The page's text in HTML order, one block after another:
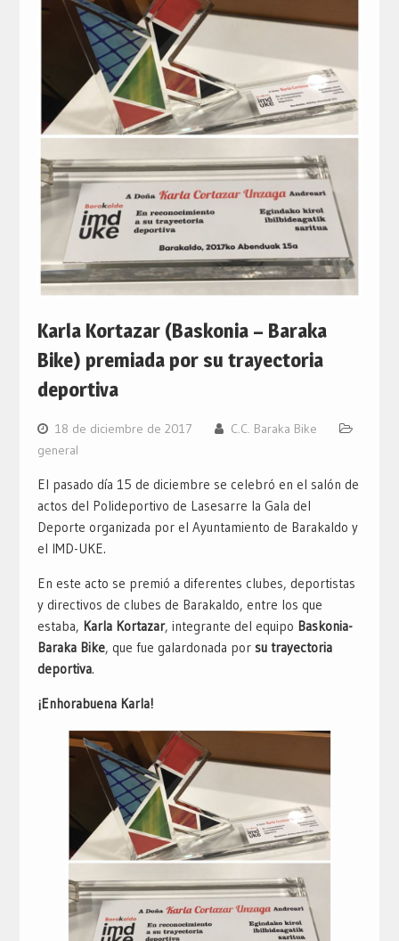
Karla Kortazar (Baskonia – Baraka
Bike) premiada por su trayectoria
deportiva
18 de diciembre de 2017
C.C. Baraka Bike
general
El pasado día 15 de diciembre se celebró en el salón de
actos del Polideportivo de Lasesarre la Gala del
Deporte organizada por el Ayuntamiento de Barakaldo y
el IMD-UKE.
En este acto se premió a diferentes clubes, deportistas
y directivos de clubes de Barakaldo, entre los que
estaba, Karla Kortazar, integrante del equipo Baskonia-
Baraka Bike, que fue galardonada por su trayectoria
deportiva.
¡Enhorabuena Karla!